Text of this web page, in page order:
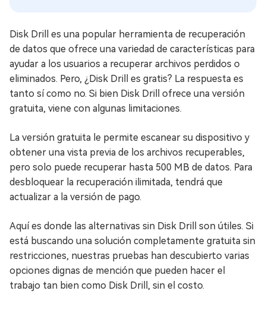
Disk Drill es una popular herramienta de recuperación
de datos que ofrece una variedad de características para
ayudar a los usuarios a recuperar archivos perdidos o
eliminados. Pero, ¿Disk Drill es gratis? La respuesta es
tanto sí como no. Si bien Disk Drill ofrece una versión
gratuita, viene con algunas limitaciones.
La versión gratuita le permite escanear su dispositivo y
obtener una vista previa de los archivos recuperables,
pero solo puede recuperar hasta 500 MB de datos. Para
desbloquear la recuperación ilimitada, tendrá que
actualizar a la versión de pago.
Aquí es donde las alternativas sin Disk Drill son útiles. Si
está buscando una solución completamente gratuita sin
restricciones, nuestras pruebas han descubierto varias
opciones dignas de mención que pueden hacer el
trabajo tan bien como Disk Drill, sin el costo.